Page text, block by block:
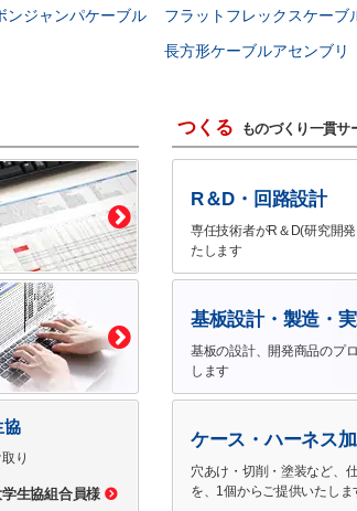
ンジャンパケーブル フラットフレックスケーブ
長方形ケーブルアセンブリ
協
り
学生協組合員様
つくる ものづくり一貫サ
R＆D・回路設計
専任技術者がR＆D(研究開
たします
基板設計・製造・
基板の設計、開発商品のプ
します
ケース・ハーネス
穴あけ・切削・塗装など、
を、1個からご提供いたしま